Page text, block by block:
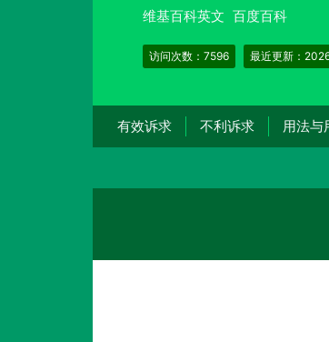
维基百科英文 百度百科
访问次数：7596 最近更新：
有效诉求 不利诉求 用法与